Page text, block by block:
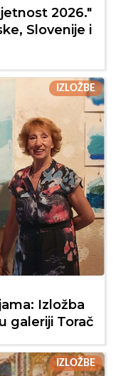
2026."
Slovenije i
IZLOŽBE
Izložba
galeriji Torač
IZLOŽBE